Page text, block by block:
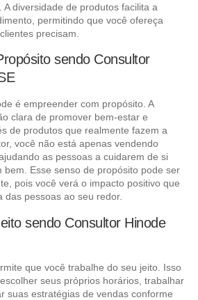
A diversidade de produtos facilita a
permitindo que você ofereça
precisam.
sendo Consultor
é empreender com propósito. A
clara de promover bem-estar e
de produtos que realmente fazem a
você não está apenas vendendo
as pessoas a cuidarem de si
bem. Esse senso de propósito pode ser
pois você verá o impacto positivo que
pessoas ao seu redor.
sendo Consultor Hinode
que você trabalhe do seu jeito. Isso
seus próprios horários, trabalhar
suas estratégias de vendas conforme